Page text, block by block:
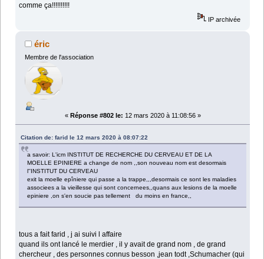
comme ça!!!!!!!!!!
IP archivée
éric
Membre de l'association
« Réponse #802 le: 12 mars 2020 à 11:08:56 »
Citation de: farid le 12 mars 2020 à 08:07:22
a savoir: L'icm INSTITUT DE RECHERCHE DU CERVEAU ET DE LA
MOELLE EPINIERE a change de nom ,,son nouveau nom est desormais
l''INSTITUT DU CERVEAU
exit la moelle epîniere qui passe a la trappe,,,desormais ce sont les maladies
associees a la vieillesse qui sont concernees,,quans aux lesions de la moelle
epiniere ,on s'en soucie pas tellement du moins en france,,
tous a fait farid , j ai suivi l affaire
quand ils ont lancé le merdier , il y avait de grand nom , de grand
chercheur , des personnes connus besson ,jean todt ,Schumacher (qui